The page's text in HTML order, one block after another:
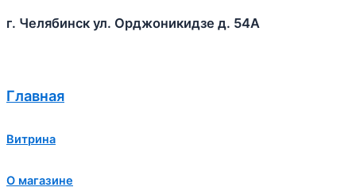
г. Челябинск ул. Орджоникидзе д. 54А
Главная
Витрина
О магазине